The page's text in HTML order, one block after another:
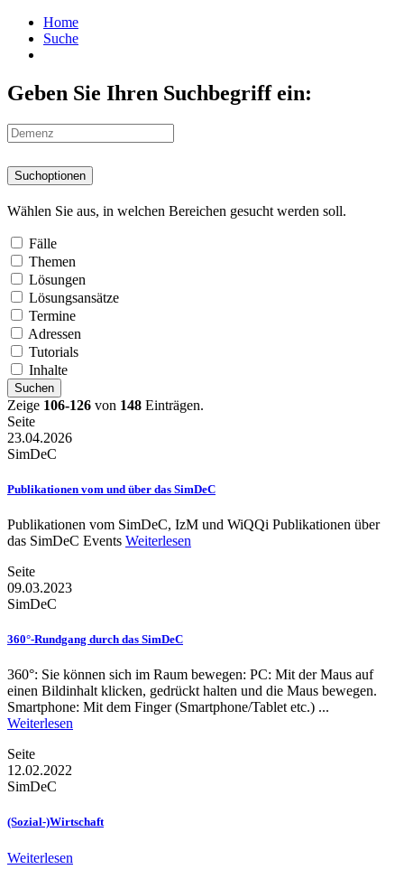
Home
Suche
Geben Sie Ihren Suchbegriff ein:
Suchoptionen
Wählen Sie aus, in welchen Bereichen gesucht werden soll.
Fälle
Themen
Lösungen
Lösungsansätze
Termine
Adressen
Tutorials
Inhalte
Suchen
Zeige 106-126 von 148 Einträgen.
Seite
23.04.2026
SimDeC
Publikationen vom und über das SimDeC
Publikationen vom SimDeC, IzM und WiQQi Publikationen über
das SimDeC Events Weiterlesen
Seite
09.03.2023
SimDeC
360°-Rundgang durch das SimDeC
360°: Sie können sich im Raum bewegen: PC: Mit der Maus auf
einen Bildinhalt klicken, gedrückt halten und die Maus bewegen.
Smartphone: Mit dem Finger (Smartphone/Tablet etc.) ...
Weiterlesen
Seite
12.02.2022
SimDeC
(Sozial-)Wirtschaft
Weiterlesen